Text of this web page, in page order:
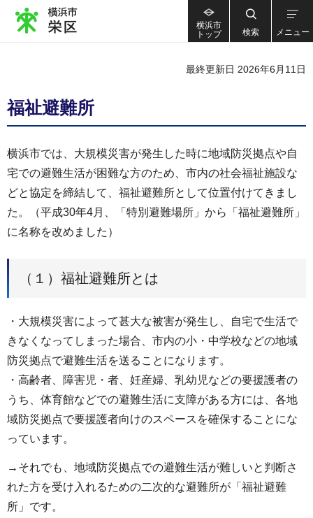
横浜市
トップ
検索 メニュー
最終更新日 2026年6月11日
福祉避難所
横浜市では、大規模災害が発生した時に地域防災拠点や自
宅での避難生活が困難な方のため、市内の社会福祉施設な
どと協定を締結して、福祉避難所として位置付けてきまし
た。（平成30年4月、「特別避難場所」から「福祉避難所」
に名称を改めました）
（１）福祉避難所とは
・大規模災害によって甚大な被害が発生し、自宅で生活で
きなくなってしまった場合、市内の小・中学校などの地域
防災拠点で避難生活を送ることになります。
・高齢者、障害児・者、妊産婦、乳幼児などの要援護者の
うち、体育館などでの避難生活に支障がある方には、各地
域防災拠点で要援護者向けのスペースを確保することにな
っています。
→それでも、地域防災拠点での避難生活が難しいと判断さ
れた方を受け入れるための二次的な避難所が「福祉避難
所」です。